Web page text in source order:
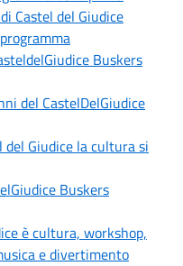
Castel del Giudice
Buskers
del CastelDelGiudice
del Giudice la cultura si
Buskers
è cultura, workshop,
e divertimento